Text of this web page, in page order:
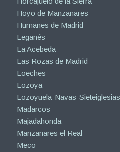
Hoyo de Manzanares
Humanes de Madrid
Leganés
La Acebeda
Las Rozas de Madrid
Loeches
Lozoya
Lozoyuela-Navas-Sieteiglesias
Madarcos
Majadahonda
Manzanares el Real
Meco